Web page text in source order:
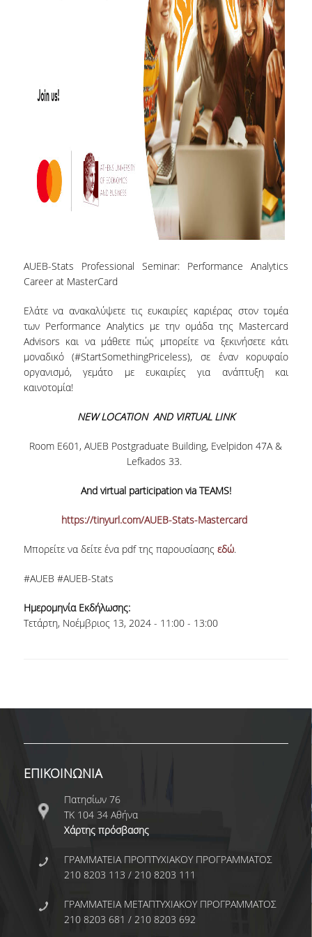
ΕΡΓΑΣΤΗΡΙΟ ΣΤΑΤΙΣΤΙΚΗΣ ΜΕΘΟΔΟΛΟΓΙΑΣ
ΕΡΓΑΣΤΗΡΙΟ ΥΠΟΛΟΓΙΣΤΙΚΗΣ ΚΑΙ
ΜΠΕΫΖΙΑΝΗΣ ΣΤΑΤΙΣΤΙΚΗΣ
ΕΡΓΑΣΤΗΡΙΟ ΣΤΟΧΑΣΤΙΚΗΣ
ΜΟΝΤΕΛΟΠΟΙΗΣΗΣ ΚΑΙ ΕΦΑΡΜΟΓΩΝ
ΥΠΗΡΕΣΙΑ ΣΥΜΒΟΥΛΟΥ ΨΥΧΙΚΗΣ ΥΓΕΙΑΣ
CALENDARS
EVENT CALENDAR
CALENDAR ΕΡΓΑΣΤΗΡΙΟΥ ΑΝΤΩΝΙΑΔΟΥ
ΣΧΟΛΗ ΕΠΙΣΤΗΜΩΝ ΚΑΙ ΤΕΧΝΟΛΟΓΙΑΣ ΤΗΣ
ΠΛΗΡΟΦΟΡΙΑΣ
ΑΝΘΡΩΠΙΝΟ ΔΥΝΑΜΙΚΟ
ΜΕΛΗ ΔΕΠ
ΕΡΓΑΣΤΗΡΙΑΚΟ ΔΙΔΑΚΤΙΚΟ ΠΡΟΣΩΠΙΚΟ
ΕΙΔΙΚΟ ΤΕΧΝΙΚΟ ΕΡΓΑΣΤΗΡΙΑΚΟ ΠΡΟΣΩΠΙΚΟ
ΔΙΟΙΚΗΤΙΚΟ ΠΡΟΣΩΠΙΚΟ
ΜΕΤΑΔΙΔΑΚΤΟΡΕΣ
ΕΠΙΤΙΜΟΙ ΔΙΔΑΚΤΟΡΕΣ
ΜΗΤΡΩΑ ΤΜΗΜΑΤΟΣ
ΑΠΟΧΩΡΗΣΑΝΤΕΣ ΚΑΘΗΓΗΤΕΣ
ΠΡΟΚΗΡΥΞΕΙΣ ΑΠΟΚΤΗΣΗΣ ΑΚΑΔΗΜΑΪΚΗΣ
ΕΜΠΕΙΡΙΑΣ
ΠΡΟΓΡΑΜΜΑ ΣΠΟΥΔΩΝ
ΠΑΛΑΙΟΤΕΡΟΙ ΟΔΗΓΟΙ ΣΠΟΥΔΩΝ
ΜΑΘΗΜΑΤΑ
ΜΑΘΗΜΑΤΑ ΠΡΟΓΡΑΜΜΑΤΟΣ
ΜΑΘΗΜΑΤΑ ΕΛΕΥΘΕΡΗΣ
AUEB-Stats Professional Seminar: Performance Analytics
Career at MasterCard
Ελάτε να ανακαλύψετε τις ευκαιρίες καριέρας στον τομέα
των Performance Analytics με την ομάδα της Mastercard
Advisors και να μάθετε πώς μπορείτε να ξεκινήσετε κάτι
μοναδικό (#StartSomethingPriceless), σε έναν κορυφαίο
οργανισμό, γεμάτο με ευκαιρίες για ανάπτυξη και
καινοτομία!
NEW LOCATION AND VIRTUAL LINK
Room Ε601, AUEB Postgraduate Building, Evelpidon 47Α &
Lefkados 33.
And virtual participation via TEAMS!
https://tinyurl.com/AUEB-Stats-Mastercard
Μπορείτε να δείτε ένα pdf της παρουσίασης εδώ.
#AUEB #AUEB-Stats
Ημερομηνία Εκδήλωσης:
Τετάρτη, Νοέμβριος 13, 2024 - 11:00- 13:00
ΕΠΙΚΟΙΝΩΝΙΑ
Πατησίων 76
ΤΚ 104 34 Αθήνα
Χάρτης πρόσβασης
ΓΡΑΜΜΑΤΕΙΑ ΠΡΟΠΤΥΧΙΑΚΟΥ ΠΡΟΓΡΑΜΜΑΤΟΣ
210 8203 113 / 210 8203 111
ΓΡΑΜΜΑΤΕΙΑ ΜΕΤΑΠΤΥΧΙΑΚΟΥ ΠΡΟΓΡΑΜΜΑΤΟΣ
210 8203 681 / 210 8203 692